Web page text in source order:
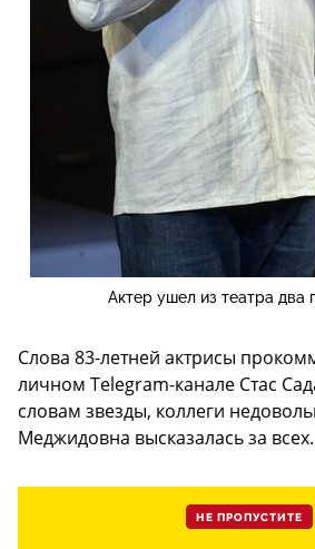
Актер ушел из театра два
Слова 83-летней актрисы
личном Telegram-канале Стас
словам звезды, коллеги
Меджидовна высказалась за всех.
НЕ ПРОПУСТИТЕ